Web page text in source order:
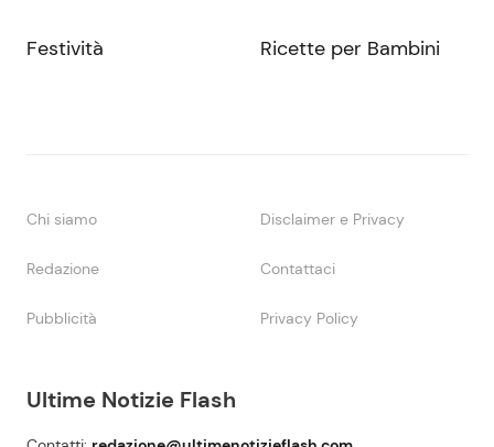
Ultime Notizie Flash
Festività Ricette per Bambini
Chi siamo Disclaimer e Privacy
Redazione Contattaci
Pubblicità Privacy Policy